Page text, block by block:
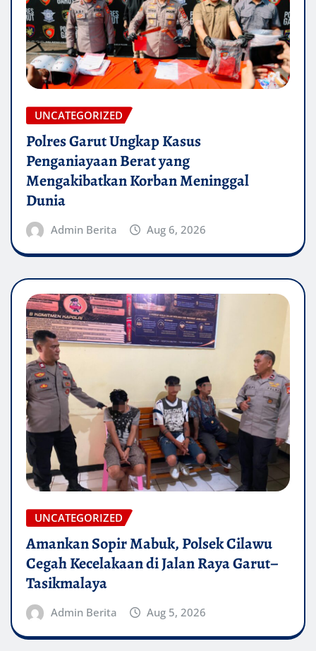
UNCATEGORIZED
Polres Garut Ungkap Kasus
Penganiayaan Berat yang
Mengakibatkan Korban Meninggal
Dunia
Admin Berita Aug 6, 2026
UNCATEGORIZED
Amankan Sopir Mabuk, Polsek Cilawu
Cegah Kecelakaan di Jalan Raya Garut–
Tasikmalaya
Admin Berita Aug 5, 2026